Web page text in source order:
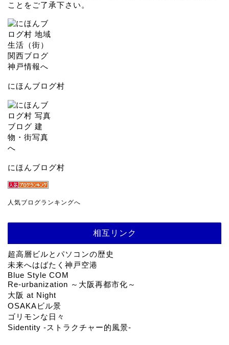
ことをご了承下さい。
にほんブログ村
にほんブログ村
人気ブログランキングへ
相互リンク
超高層ビルとパソコンの歴史
未来へはばたく神戸空港
Blue Style COM
Re-urbanization ～大阪再都市化～
大阪 at Night
OSAKAビル景
ゴリモンな日々
Sidentity -ストラクチャー的風景-